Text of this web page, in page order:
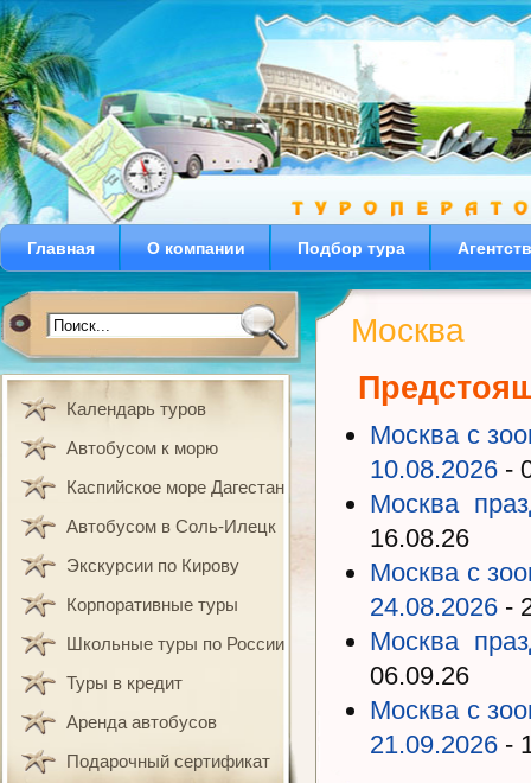
Главная О компании Подбор тура
Москва
Москва с
10.08.2026-
Москва
16.08.26
Москва с
24.08.2026-
Москва
06.09.26
Москва с
21.09.2026-
Календарь туров
Автобусом к морю
Каспийское море Дагестан
Автобусом в Соль-Илецк
Экскурсии по Кирову
Корпоративные туры
Школьные туры по России
Туры в кредит
Аренда автобусов
Подарочный сертификат